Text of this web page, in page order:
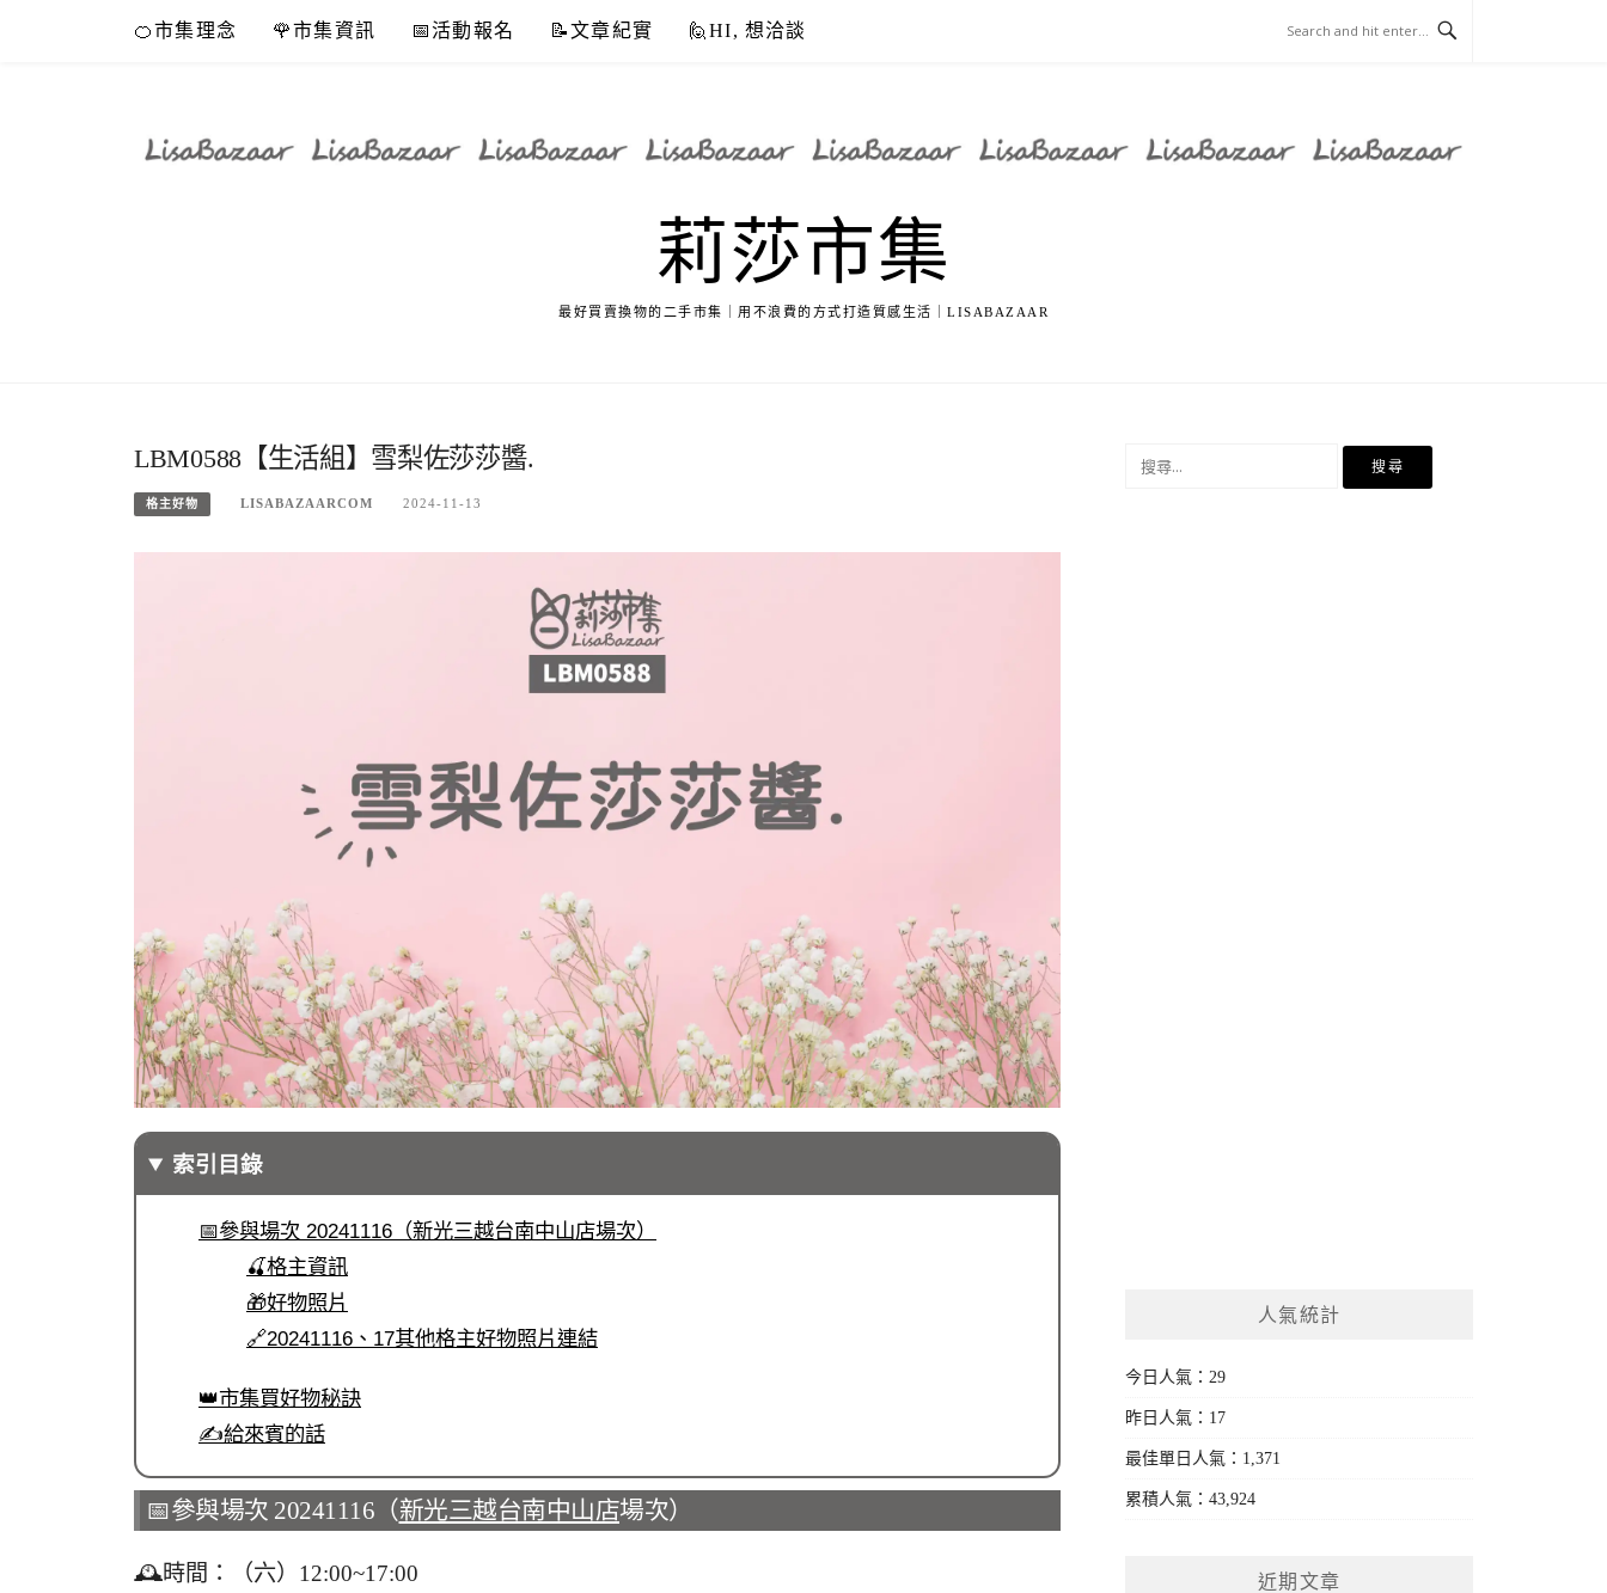
🍊市集理念 🌹市集資訊 📅活動報名 📝文章紀實 🙋HI, 想洽談
莉莎市集
最好買賣換物的二手市集｜用不浪費的方式打造質感生活｜LISABAZAAR
LBM0588【生活組】雪梨佐莎莎醬.
格主好物 LISABAZAARCOM 2024-11-13
索引目錄
📅參與場次 20241116（新光三越台南中山店場次）
🍒格主資訊
🎁好物照片
🔗20241116、17其他格主好物照片連結
👑市集買好物秘訣
✍️給來賓的話
📅參與場次 20241116（新光三越台南中山店場次）
🕰️時間：（六）12:00~17:00
人氣統計
今日人氣：29
昨日人氣：17
最佳單日人氣：1,371
累積人氣：43,924
近期文章